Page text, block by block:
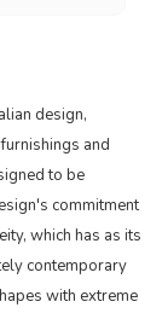
design,
and
to be
commitment
which has as its
contemporary
with extreme